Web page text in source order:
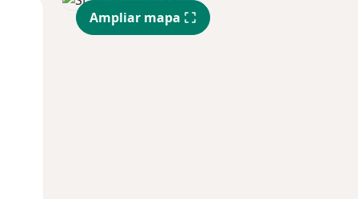
Mié
12 Ago
Jue
13 Ago
Ampliar mapa